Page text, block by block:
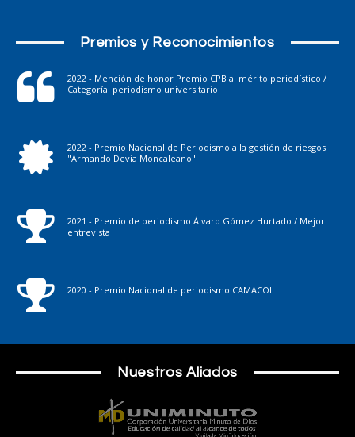
Premios y Reconocimientos
2022 - Mención de honor Premio CPB al mérito periodístico /
Categoría: periodismo universitario
2022 - Premio Nacional de Periodismo a la gestión de riesgos
"Armando Devia Moncaleano"
2021 - Premio de periodismo Álvaro Gómez Hurtado / Mejor
entrevista
2020 - Premio Nacional de periodismo CAMACOL
Nuestros Aliados